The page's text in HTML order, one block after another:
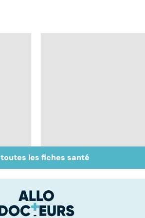
sa
Faire du sport à
domicile, c'est facile
les fiches santé